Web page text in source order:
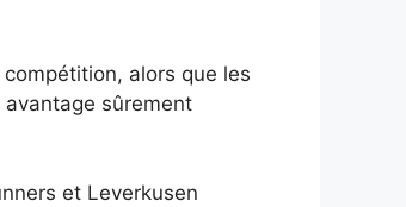
alors que les
sûrement
et Leverkusen